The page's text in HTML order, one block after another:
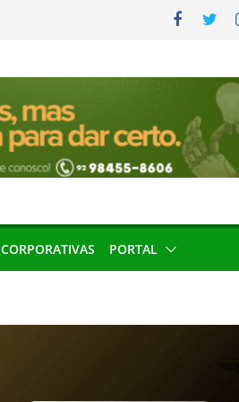
CORPORATIVAS PORTAL